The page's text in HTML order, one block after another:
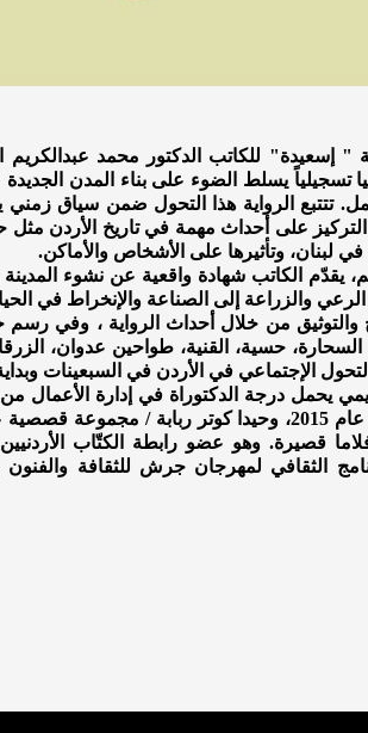
إسعيدة" للكاتب الدكتور محمد عبدالكريم
تسجيلياً يسلط الضوء على بناء المدن
تتتبع الرواية هذا التحول ضمن سياق زمني
في لبنان، وتأثيرها على الأشخاص والأماكن.
الكاتب شهادة واقعية عن نشوء المدينة
والزراعة إلى الصناعة والإنخراط في
والتوثيق من خلال أحداث الرواية ، وفي
حسية، القنية، طواحين عدوان،
الإجتماعي في الأردن في السبعينات وبداية
يحمل درجة الدكتوراة في إدارة
قصيرة. وهو عضو رابطة الكتّاب
الثقافي لمهرجان جرش للثقافة